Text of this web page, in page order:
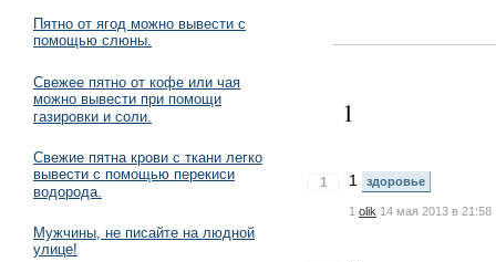
Пятно от ягод можно вывести с
помощью слюны.
Свежее пятно от кофе или чая
можно вывести при помощи
газировки и соли.
Свежие пятна крови с ткани легко
вывести с помощью перекиси
водорода.
Мужчины, не писайте на людной
улице!
1
1 1 здоровье
1 olik 14 мая 2013 в 21:58